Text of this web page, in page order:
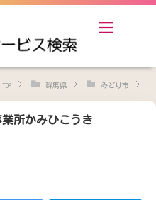
TOP 群馬県 みどり市
所かみひこうき